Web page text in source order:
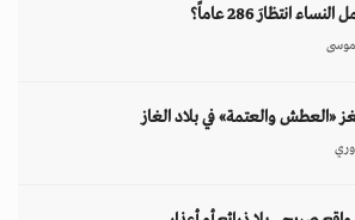
انتظارَ 286 عاماً؟
«العطش والعتمة» في بلاد الغاز